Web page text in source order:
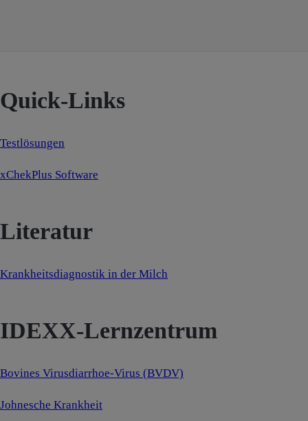
Quick-Links
Testlösungen
xChekPlus Software
Literatur
Krankheitsdiagnostik in der Milch
IDEXX-Lernzentrum
Bovines Virusdiarrhoe-Virus (BVDV)
Johnesche Krankheit